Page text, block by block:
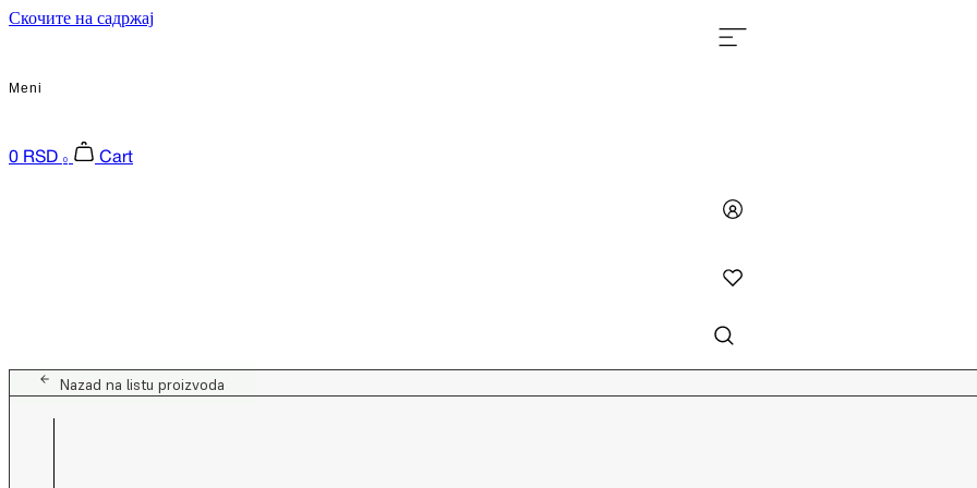
Скочите на садржај
Meni
0 RSD 0 Cart
Nazad na listu proizvoda